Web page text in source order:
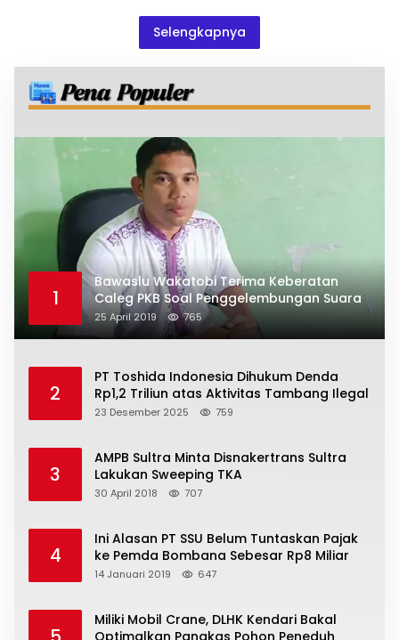
Selengkapnya
1
Bawaslu Wakatobi Terima Keberatan
Caleg PKB Soal Penggelembungan Suara
25 April 2019 765
2
PT Toshida Indonesia Dihukum Denda
Rp1,2 Triliun atas Aktivitas Tambang Ilegal
23 Desember 2025 759
3
AMPB Sultra Minta Disnakertrans Sultra
Lakukan Sweeping TKA
30 April 2018 707
4
Ini Alasan PT SSU Belum Tuntaskan Pajak
ke Pemda Bombana Sebesar Rp8 Miliar
14 Januari 2019 647
Miliki Mobil Crane, DLHK Kendari Bakal